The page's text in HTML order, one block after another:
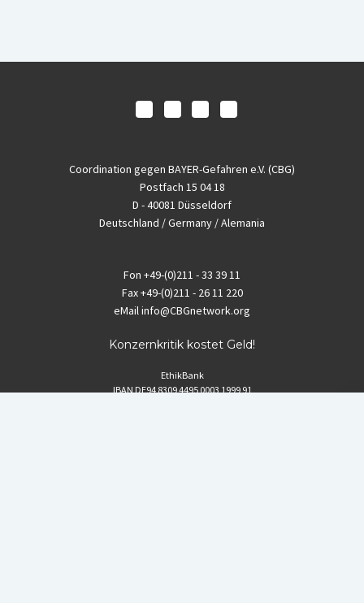
Coordination gegen BAYER-Gefahren e.V. (CBG)
Postfach 15 04 18
D - 40081 Düsseldorf
Deutschland / Germany / Alemania
Fon +49-(0)211 - 33 39 11
Fax+49-(0)211 - 26 11 220
eMailinfo@CBGnetwork.org
Konzernkritik kostet Geld!
EthikBank
IBAN DE94 8309 4495 0003 1999 91